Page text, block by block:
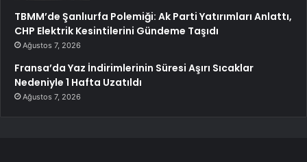
TBMM’de Şanlıurfa Polemiği: Ak Parti Yatırımları Anlattı,
CHP Elektrik Kesintilerini Gündeme Taşıdı
Ağustos 7, 2026
Fransa’da Yaz İndirimlerinin Süresi Aşırı Sıcaklar
Nedeniyle 1 Hafta Uzatıldı
Ağustos 7, 2026